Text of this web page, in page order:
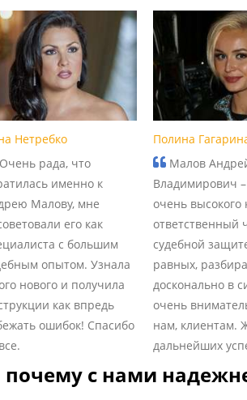
Нетребко
Очень рада, что
именно к
Малову, мне
его как
с большим
опытом. Узнала
нового и получила
как впредь
ошибок! Спасибо
Полина
Малов
Владимирович
очень высокого
ответственный
судебной
равных,
досконально в
очень
нам, клиентам.
дальнейших
почему с нами